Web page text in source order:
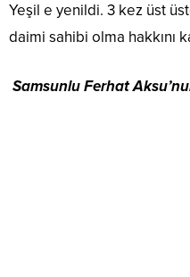
Yeşil e yenildi. 3 kez üst
daimi sahibi olma hakkını
Samsunlu Ferhat